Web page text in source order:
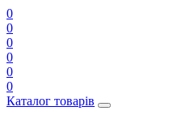
0
0
0
0
0
0
Каталог товарів